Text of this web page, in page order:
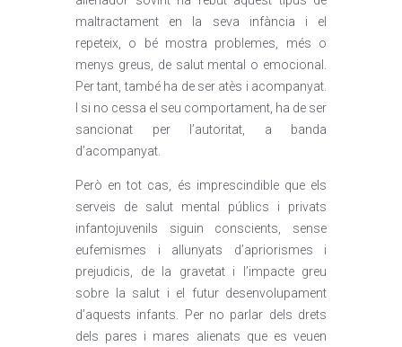
maltractament en la seva infància i el
repeteix, o bé mostra problemes, més o
menys greus, de salut mental o emocional.
Per tant, també ha de ser atès i acompanyat.
I si no cessa el seu comportament, ha de ser
sancionat per l’autoritat, a banda
d’acompanyat.
Però en tot cas, és imprescindible que els
serveis de salut mental públics i privats
infantojuvenils siguin conscients, sense
eufemismes i allunyats d’apriorismes i
prejudicis, de la gravetat i l’impacte greu
sobre la salut i el futur desenvolupament
d’aquests infants. Per no parlar dels drets
dels pares i mares alienats que es veuen